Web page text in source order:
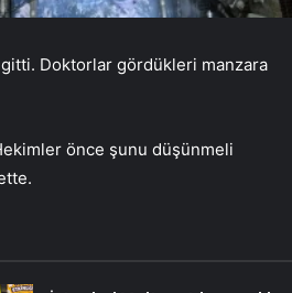
gitti. Doktorlar gördükleri manzara
önce şunu düşünmeli